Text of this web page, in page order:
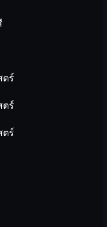
ตร์
ตร์
ตร์